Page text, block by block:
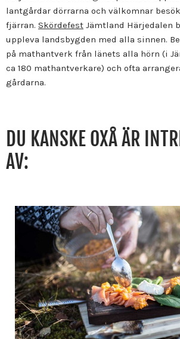
lantgårdar dörrarna och välkomnar
fjärran. Skördefest Jämtland Härjedalen
uppleva landsbygden med alla sinnen.
på mathantverk från länets alla hörn (i
ca 180 mathantverkare) och ofta
gårdarna.
DU KANSKE OXÅ ÄR
AV: